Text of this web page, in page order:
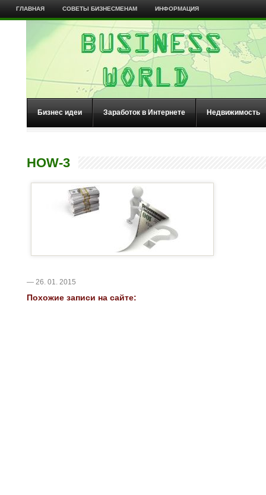
ГЛАВНАЯ СОВЕТЫ БИЗНЕСМЕНАМ ИНФОРМАЦИЯ
Бизнес идеи Заработок в Интернете Недвижимость
HOW-3
— 26. 01. 2015
Похожие записи на сайте: